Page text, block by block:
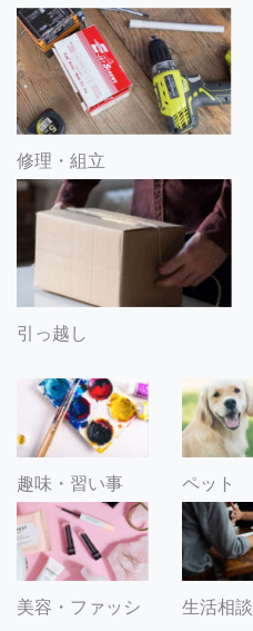
修理・組立
引っ越し
趣味・習い事 ペット
美容・ファッシ
生活相談